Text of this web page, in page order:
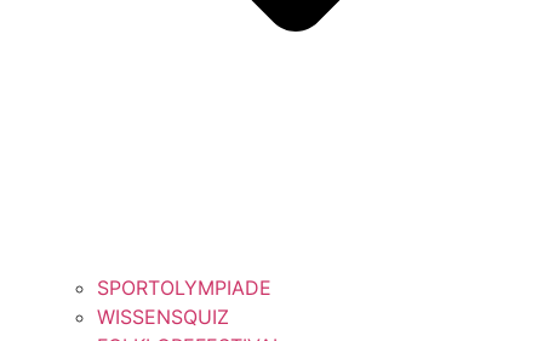
SPORTOLYMPIADE
WISSENSQUIZ